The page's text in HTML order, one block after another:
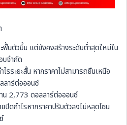
ฟื้นตัวขึ้น แต่ยังคงสร้างระดับต่ำสุดใหม่ใน
บจำกัด
ไรระยะสั้น หากราคาไม่สามารถยืนเหนือ
ลาร์ต่อออนซ์
น 2,773 ดอลลาร์ต่อออนซ์
ปิดกำไรหากราคาปรับตัวลงไม่หลุดโซน